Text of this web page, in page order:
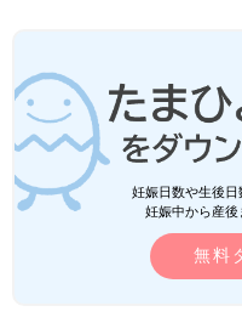
妊娠日数や生後
妊娠中から産後
無料